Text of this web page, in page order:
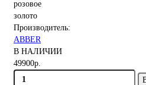
Производитель:
ABBER
В НАЛИЧИИ
49900р.